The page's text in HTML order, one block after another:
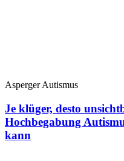
Asperger Autismus
Je klüger, desto
Hochbegabung
kann